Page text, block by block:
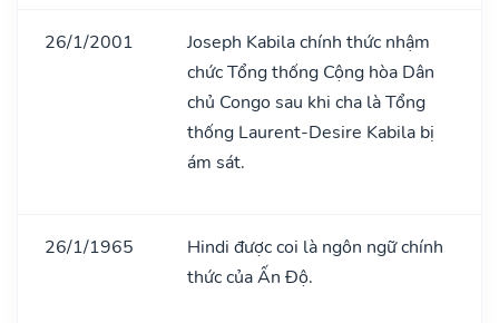
26/1/2001
Joseph Kabila chính thức nhậm
chức Tổng thống Cộng hòa Dân
chủ Congo sau khi cha là Tổng
thống Laurent-Desire Kabila bị
ám sát.
26/1/1965
Hindi được coi là ngôn ngữ chính
thức của Ấn Độ.